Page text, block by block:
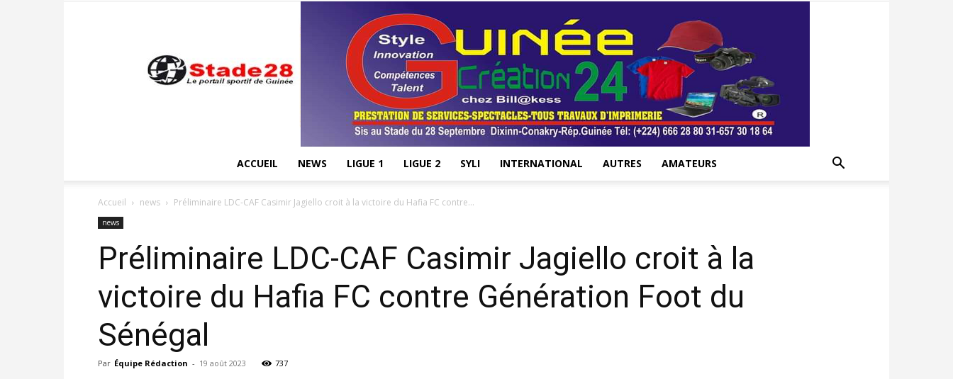
ACCUEIL NEWS LIGUE 1 LIGUE 2 SYLI INTERNATIONAL AUTRES AMATEURS
Accueil news Préliminaire LDC-CAF Casimir Jagiello croit à la victoire du Hafia FC contre...
news
Préliminaire LDC-CAF Casimir Jagiello croit à la
victoire du Hafia FC contre Génération Foot du
Sénégal
Par Équipe Rédaction - 19 août 2023 737